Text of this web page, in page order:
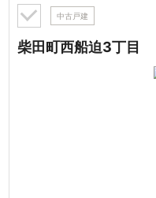
中古戸建
柴田町西船迫3丁目